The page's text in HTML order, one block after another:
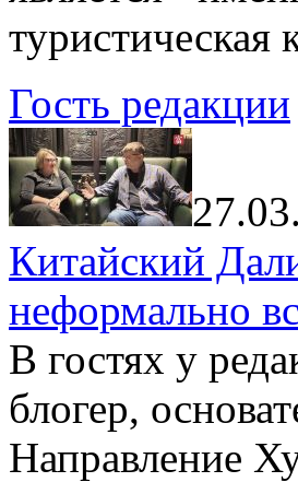
туристическая
Гость редакции
Китайский
неформально
В гостях у
блогер,
Направление